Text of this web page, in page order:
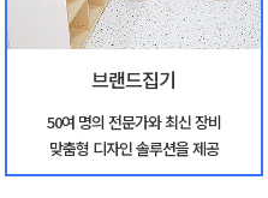
브랜드집기
50여 명의 전문가와 최신 장비
맞춤형 디자인 솔루션을 제공